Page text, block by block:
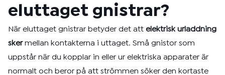
eluttaget gnistrar?
När eluttaget gnistrar betyder det att elektrisk urladdning
skermellan kontakterna i uttaget. Små gnistor som
uppstår när du kopplar in eller ur elektriska apparater är
normalt och beror på att strömmen söker den kortaste